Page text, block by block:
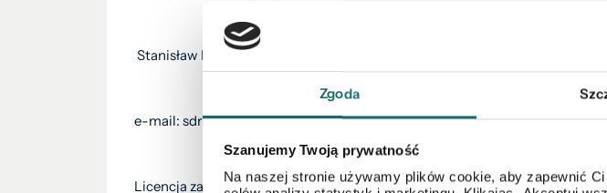
Zgoda
Szanujemy Twoją prywatność
Na naszej stronie używamy plików cookie, aby zapewnić
Stanisław Drobiński
e-mail: sdrobinski@polnoc.pl
Licencja zawodowa pośrednika